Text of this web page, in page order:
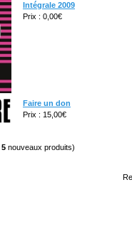
Intégrale 2009
Prix : 0,00€
Faire un don
Prix : 15,00€
5 nouveaux produits)